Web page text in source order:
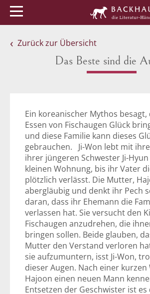
Zurück zur Übersicht
Das Beste sind die
Ein koreanischer Mythos besagt,
Essen von Fischaugen Glück
und diese Familie kann dieses
gebrauchen. Ji-Won lebt mit
ihrer jüngeren Schwester Ji-
kleinen Wohnung, bis ihr Vater
plötzlich verlässt. Die Mutter,
abergläubig und denkt ihr Pech
daran, dass ihr Ehemann die
verlassen hat. Sie versucht den
Fischaugen anzudrehen, die
bringen sollen. Beide glauben,
Mutter den Verstand verloren
sie aufzumuntern, isst Ji-Won,
dieser Augen. Nach einer
Hajoon einen neuen Mann
Entsetzen der Geschwister ist es